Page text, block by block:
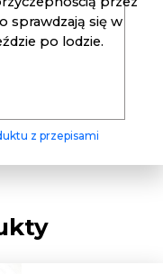
sprawdzają się w
po lodzie.
z przepisami